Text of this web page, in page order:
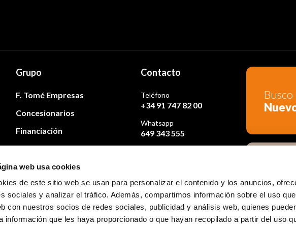
web usa cookies
de este sitio web se usan para personalizar el contenido y los anuncios,
sociales y analizar el tráfico. Además, compartimos información sobre el uso
con nuestros socios de redes sociales, publicidad y análisis web, quienes
información que les haya proporcionado o que hayan recopilado a partir del uso
Grupo
F. Tomé Empresas
Concesionarios
Financiación
Trabaja con nosotros
Blog
Movilidad
Promociones
Contacto
Teléfono
+34 91 747 82 00
Whatsapp
649 343 555
Busco